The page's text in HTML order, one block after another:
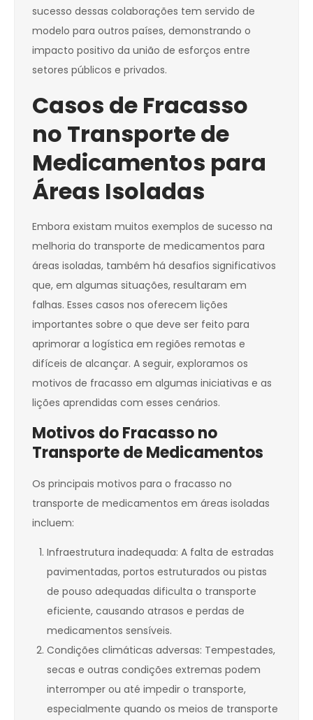
sucesso dessas colaborações tem servido de
modelo para outros países, demonstrando o
impacto positivo da união de esforços entre
setores públicos e privados.
Casos de Fracasso
no Transporte de
Medicamentos para
Áreas Isoladas
Embora existam muitos exemplos de sucesso na
melhoria do transporte de medicamentos para
áreas isoladas, também há desafios significativos
que, em algumas situações, resultaram em
falhas. Esses casos nos oferecem lições
importantes sobre o que deve ser feito para
aprimorar a logística em regiões remotas e
difíceis de alcançar. A seguir, exploramos os
motivos de fracasso em algumas iniciativas e as
lições aprendidas com esses cenários.
Motivos do Fracasso no
Transporte de Medicamentos
Os principais motivos para o fracasso no
transporte de medicamentos em áreas isoladas
incluem:
Infraestrutura inadequada: A falta de estradas
pavimentadas, portos estruturados ou pistas
de pouso adequadas dificulta o transporte
eficiente, causando atrasos e perdas de
medicamentos sensíveis.
Condições climáticas adversas: Tempestades,
secas e outras condições extremas podem
interromper ou até impedir o transporte,
especialmente quando os meios de transporte